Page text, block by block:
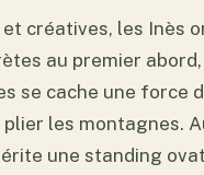
créatives, les Inès
au premier abord,
se cache une force
les montagnes.
une standing